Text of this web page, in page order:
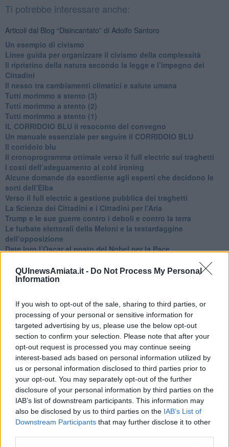
QUInewsAmiata.it - Do Not Process My Personal
Information
If you wish to opt-out of the sale, sharing to third parties, or
processing of your personal or sensitive information for
targeted advertising by us, please use the below opt-out
section to confirm your selection. Please note that after your
opt-out request is processed you may continue seeing
interest-based ads based on personal information utilized by
us or personal information disclosed to third parties prior to
your opt-out. You may separately opt-out of the further
disclosure of your personal information by third parties on the
IAB’s list of downstream participants. This information may
also be disclosed by us to third parties on the IAB’s List of
Downstream Participants that may further disclose it to other
Ti potrebbe interessare anche:
Articoli dal Blog “Disincantato” di Adolfo Santoro
​Un esempio di civismo
​Linee guida per organizzare il civismo della complessità
​Il ripristino della natura secondo la legge e l’impegno dei
Cittadini
Il nesso tra cambiamenti climatici e salute umana
Tutti morimmo a stento (3)
Tutti morimmo a stento (2)
​Tutti morimmo a stento (1)
IL CORRIDOIO BLU il resoconto del convegno
Un manuale essenziale per seguire il CORRIDOIO BLU
Il corridoio blu
​Il cronoprogramma ottimale verso il full electric sui traghetti
​I costi dell’adeguamento al cold ironing
Alcune domande da esordiente agli esperti che decidono le
sorti dell’Elba
Verso il full electric a gestione pubblica dei traghetti​
​La Scienza dei Cittadini e i Cittadini per l’Aria
Trump e le sue guerre contro i deboli e contro la terra
​Le furbate elettorali della Meloni e la testardaggine
dell’opposizione
​Date loro l’Oscar al posto del Nobel per la Pace
​Dopo il diluvio dei NO: un patto intergenerazionale
​Un grandioso NO ai falchi teocratici e ai loro vassalli
Donald e Bibi confinati nell’isola di St James?
L’italiano vero e la paura che al referendum vinca il No
​Complottismo o capitalismo globale?
​Ma, contessa, non si vergogna a continuare a guardare San
Scemo?
​Io non mi fiderei di chi promuove o consuma i riti collettivi
Esportazioni Usa: da democrazia a guerra civile
​I vestiti nuovi degli imperatori baltici
​Pupazzi!
​Il Wild West di Trump
​La depressione infantile di Roger Waters e la propaganda di
guerra"
​La disinformazione climatica veicolata dai media